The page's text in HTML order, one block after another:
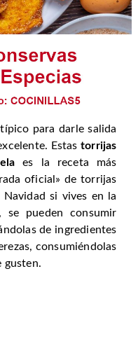
para darle salida
Estas torrijas
es la receta más
oficial» de torrijas
Navidad si vives en la
se pueden consumir
de ingredientes
consumiéndolas
gusten.